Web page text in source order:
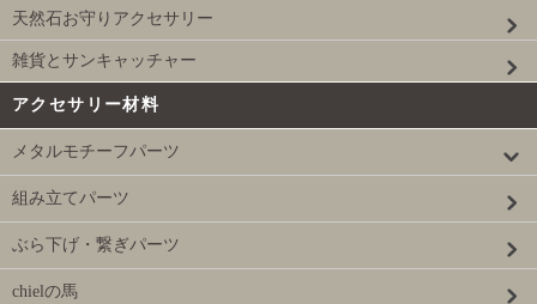
天然石お守りアクセサリー
雑貨とサンキャッチャー
アクセサリー材料
メタルモチーフパーツ
組み立てパーツ
ぶら下げ・繋ぎパーツ
chielの馬